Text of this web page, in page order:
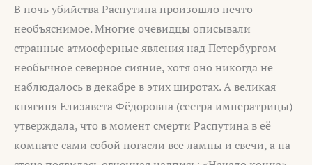
В ночь убийства Распутина произошло нечто
необъяснимое. Многие очевидцы описывали
странные атмосферные явления над Петербургом —
необычное северное сияние, хотя оно никогда не
наблюдалось в декабре в этих широтах. А великая
княгиня Елизавета Фёдоровна (сестра императрицы)
утверждала, что в момент смерти Распутина в её
комнате сами собой погасли все лампы и свечи, а на